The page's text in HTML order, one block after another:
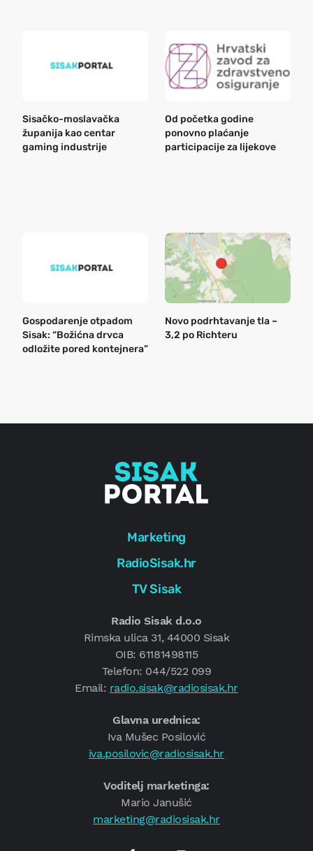
Sisačko-moslavačka
županija kao centar
gaming industrije
Od početka godine
ponovno plaćanje
participacije za lijekove
Gospodarenje otpadom
Sisak: “Božićna drvca
odložite pored kontejnera”
Novo podrhtavanje tla –
3,2 po Richteru
Marketing
RadioSisak.hr
TV Sisak
Radio Sisak d.o.o
Rimska ulica 31, 44000 Sisak
OIB: 61181498115
Telefon: 044/522 099
Email: radio.sisak@radiosisak.hr
Glavna urednica:
Iva Mušec Posilović
iva.posilovic@radiosisak.hr
Voditelj marketinga:
Mario Janušić
marketing@radiosisak.hr